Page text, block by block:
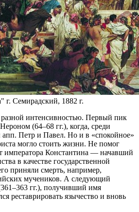
Семирадский, 1882 г.
интенсивностью. Первый пик
(64–68 гг.), когда, среди
Петр и Павел. Но и в «спокойное»
могло стоить жизни. Не помог
императора Константина — начавший
в качестве государственной
приняли смерть, например,
мучеников. А следующий
гг.), получивший имя
реставрировать язычество и вновь